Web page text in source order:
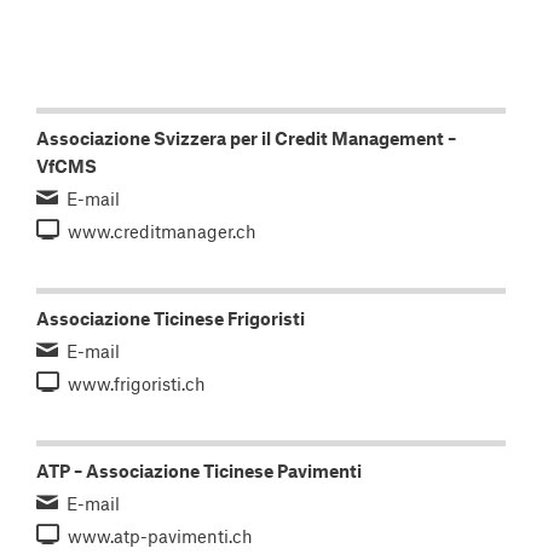
Associazione Svizzera per il Credit Management –
VfCMS
E-mail
www.creditmanager.ch
Associazione Ticinese Frigoristi
E-mail
www.frigoristi.ch
ATP – Associazione Ticinese Pavimenti
E-mail
www.atp-pavimenti.ch